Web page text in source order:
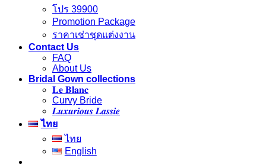
โปร 39900
Promotion Package
ราคาเช่าชุดแต่งงาน
Contact Us
FAQ
About Us
Bridal Gown collections
𝐋𝐞 𝐁𝐥𝐚𝐧𝐜
Curvy Bride
𝑳𝒖𝒙𝒖𝒓𝒊𝒐𝒖𝒔 𝑳𝒂𝒔𝒔𝒊𝒆
ไทย
ไทย
English